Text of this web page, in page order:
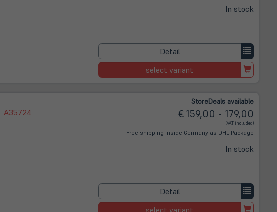
In stock
Detail
select variant
A35724
StoreDeals available
€ 159,00 - 179,00
(VAT included)
Free shipping inside Germany as DHL Package
In stock
Detail
select variant